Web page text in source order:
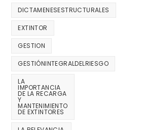
DICTAMENESESTRUCTURALES
EXTINTOR
GESTION
GESTIÓNINTEGRALDELRIESGO
LA
IMPORTANCIA
DE LA RECARGA
Y
MANTENIMIENTO
DE EXTINTORES